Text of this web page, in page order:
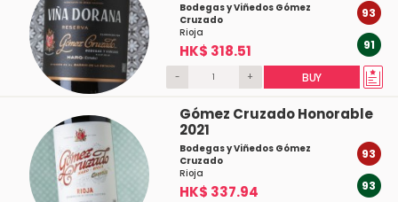
Bodegas y Viñedos Gómez
Cruzado
Rioja
HK$ 318.51
93
91
- + BUY
Gómez Cruzado Honorable
2021
Bodegas y Viñedos Gómez
Cruzado
Rioja
HK$ 337.94
93
93